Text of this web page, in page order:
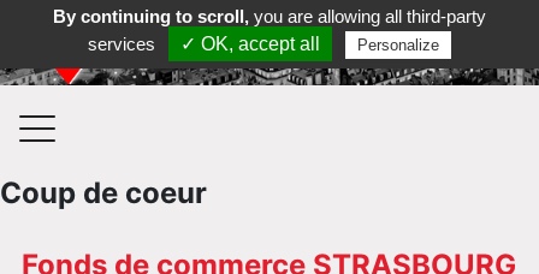
Contactez-nous au 03 88 35 35 36
Coup de coeur
Fonds de commerce STRASBOURG
By continuing to scroll,you are allowing all third-party
services
✓ OK, accept all Personalize